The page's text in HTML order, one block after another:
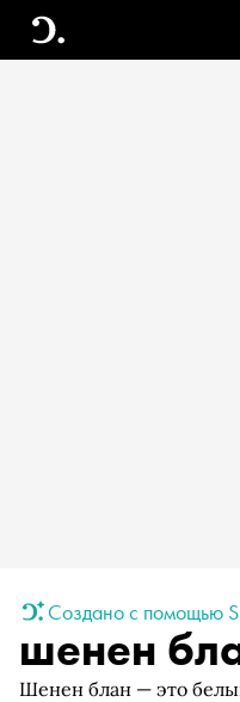
Создано с помощью
шенен
Шенен блан — это